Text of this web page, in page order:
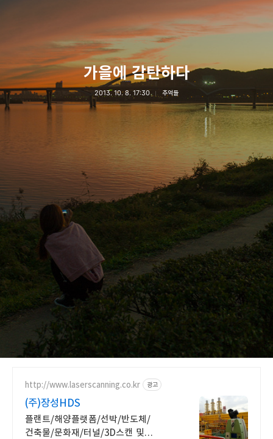
가을에 감탄하다
2013. 10. 8. 17:30 추억들
http://www.laserscanning.co.kr 광고
(주)장성HDS
플랜트/해양플랫폼/선박/반도체/
건축물/문화재/터널/3D스캔 및